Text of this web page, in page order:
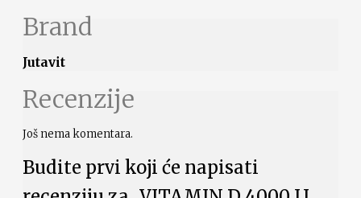
Brand
Jutavit
Recenzije
Još nema komentara.
Budite prvi koji će napisati